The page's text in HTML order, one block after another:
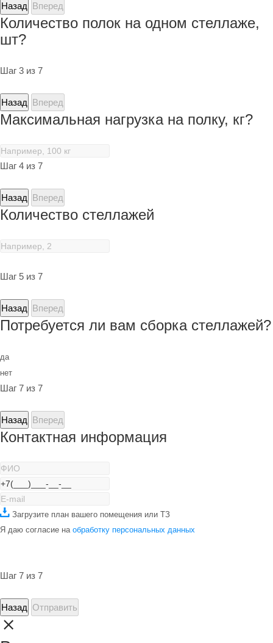
Назад Вперед
Количество полок на одном стеллаже,
шт?
Шаг 3 из 7
Назад Вперед
Максимальная нагрузка на полку, кг?
Шаг 4 из 7
Назад Вперед
Количество стеллажей
Шаг 5 из 7
Назад Вперед
Потребуется ли вам сборка стеллажей?
да
нет
Шаг 7 из 7
Назад Вперед
Контактная информация
Загрузите план вашего помещения или ТЗ
Я даю согласие на обработку персональных данных
Шаг 7 из 7
Назад Отправить